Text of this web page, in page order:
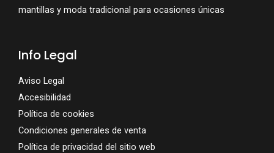
mantillas y moda tradicional para ocasiones únicas
Info Legal
Aviso Legal
Accesibilidad
Política de cookies
Condiciones generales de venta
Política de privacidad del sitio web